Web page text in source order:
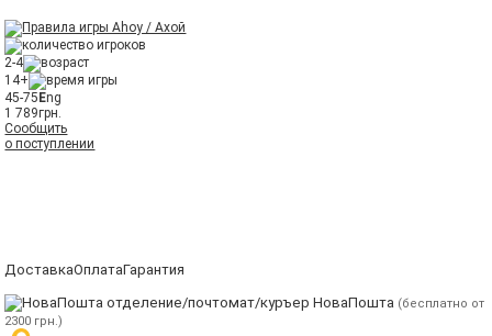
2-4
14+
45-75 Eng
1 789грн.
Сообщить
о поступлении
ДоставкаОплатаГарантия
отделение/почтомат/куръер НоваПошта (бесплатно от
2300 грн.)